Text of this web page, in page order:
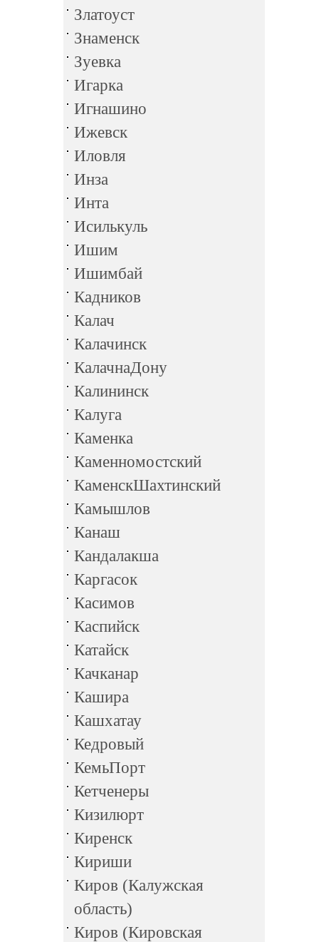
Златоуст
Знаменск
Зуевка
Игарка
Игнашино
Ижевск
Иловля
Инза
Инта
Исилькуль
Ишим
Ишимбай
Кадников
Калач
Калачинск
КалачнаДону
Калининск
Калуга
Каменка
Каменномостский
КаменскШахтинский
Камышлов
Канаш
Кандалакша
Каргасок
Касимов
Каспийск
Катайск
Качканар
Кашира
Кашхатау
Кедровый
КемьПорт
Кетченеры
Кизилюрт
Киренск
Кириши
Киров (Калужская
область)
Киров (Кировская